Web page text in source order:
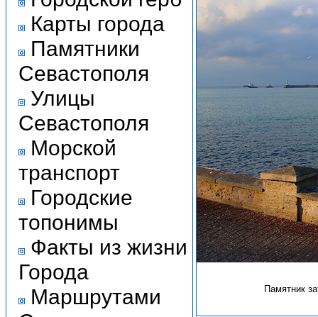
Карты города
Памятники
Севастополя
Улицы
Севастополя
Морской
транспорт
Городские
топонимы
Факты из жизни
Города
Маршрутами
Памятник